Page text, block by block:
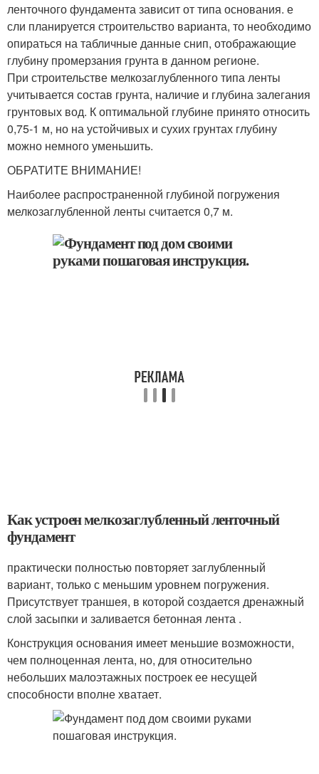
ленточного фундамента зависит от типа основания. е
сли планируется строительство варианта, то необходимо
опираться на табличные данные снип, отображающие
глубину промерзания грунта в данном регионе.
При строительстве мелкозаглубленного типа ленты
учитывается состав грунта, наличие и глубина залегания
грунтовых вод. К оптимальной глубине принято относить
0,75-1 м, но на устойчивых и сухих грунтах глубину
можно немного уменьшить.
ОБРАТИТЕ ВНИМАНИЕ!
Наиболее распространенной глубиной погружения
мелкозаглубленной ленты считается 0,7 м.
Как устроен мелкозаглубленный ленточный
фундамент
практически полностью повторяет заглубленный
вариант, только с меньшим уровнем погружения.
Присутствует траншея, в которой создается дренажный
слой засыпки и заливается бетонная лента .
Конструкция основания имеет меньшие возможности,
чем полноценная лента, но, для относительно
небольших малоэтажных построек ее несущей
способности вполне хватает.